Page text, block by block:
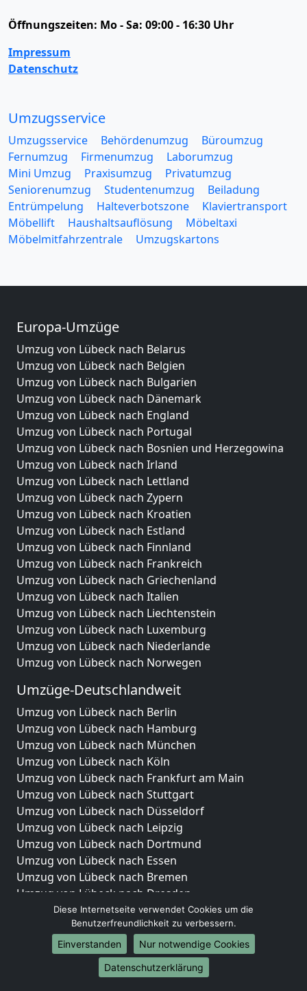
Öffnungszeiten: Mo - Sa: 09:00 - 16:30 Uhr
Impressum
Datenschutz
Umzugsservice
Umzugsservice Behördenumzug
Büroumzug
Fernumzug
Firmenumzug
Laborumzug
Mini Umzug
Praxisumzug
Privatumzug
Seniorenumzug
Studentenumzug
Beiladung
Entrümpelung
Halteverbotszone
Klaviertransport
Möbellift
Haushaltsauflösung
Möbeltaxi
Möbelmitfahrzentrale
Umzugskartons
Europa-Umzüge
Umzug von Lübeck nach Belarus
Umzug von Lübeck nach Belgien
Umzug von Lübeck nach Bulgarien
Umzug von Lübeck nach Dänemark
Umzug von Lübeck nach England
Umzug von Lübeck nach Portugal
Umzug von Lübeck nach Bosnien und Herzegowina
Umzug von Lübeck nach Irland
Umzug von Lübeck nach Lettland
Umzug von Lübeck nach Zypern
Umzug von Lübeck nach Kroatien
Umzug von Lübeck nach Estland
Umzug von Lübeck nach Finnland
Umzug von Lübeck nach Frankreich
Umzug von Lübeck nach Griechenland
Umzug von Lübeck nach Italien
Umzug von Lübeck nach Liechtenstein
Umzug von Lübeck nach Luxemburg
Umzug von Lübeck nach Niederlande
Umzug von Lübeck nach Norwegen
Umzüge-Deutschlandweit
Umzug von Lübeck nach Berlin
Umzug von Lübeck nach Hamburg
Umzug von Lübeck nach München
Umzug von Lübeck nach Köln
Umzug von Lübeck nach Frankfurt am Main
Umzug von Lübeck nach Stuttgart
Umzug von Lübeck nach Düsseldorf
Umzug von Lübeck nach Leipzig
Umzug von Lübeck nach Dortmund
Umzug von Lübeck nach Essen
Umzug von Lübeck nach Bremen
Umzug von Lübeck nach Dresden
Umzug von Lübeck nach Hannover
Umzug von Lübeck nach Nürnberg
Umzug von Lübeck nach Duisburg
Umzug von Lübeck nach Bochum
Umzug von Lübeck nach Wuppertal
Diese Internetseite verwendet Cookies um die
Benutzerfreundlichkeit zu verbessern.
Einverstanden
Nur notwendige Cookies
Datenschutzerklärung